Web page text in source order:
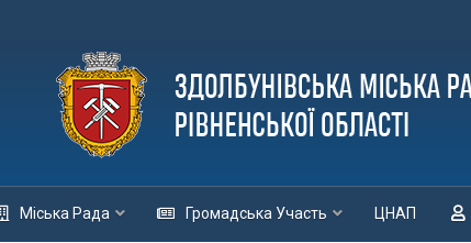
Міська Рада Громадська Участь ЦНАП